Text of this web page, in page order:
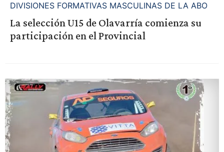
DIVISIONES FORMATIVAS MASCULINAS DE LA ABO
La selección U15 de Olavarría comienza su
participación en el Provincial